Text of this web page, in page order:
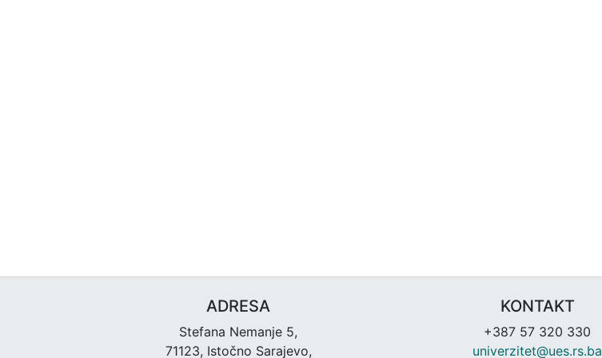
ADRESA
Stefana Nemanje 5,
71123, Istočno Sarajevo,
KONTAKT
+387 57 320 330
univerzitet@ues.rs.ba